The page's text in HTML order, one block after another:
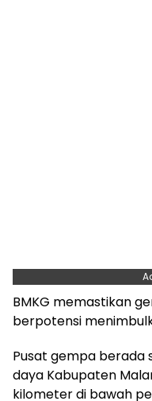
BMKG memastikan
berpotensi
Pusat gempa berada
daya Kabupaten
kilometer di bawah